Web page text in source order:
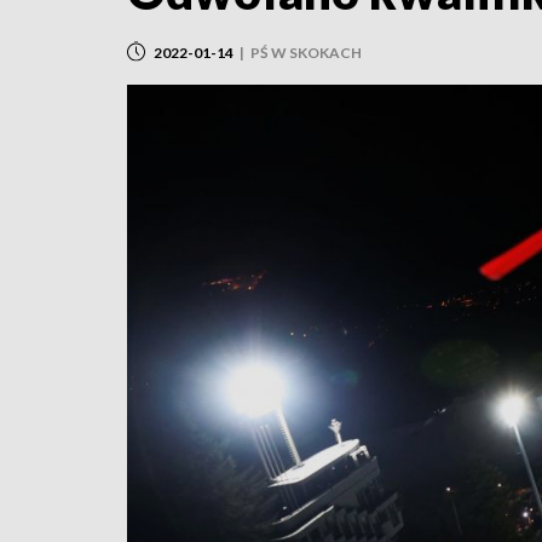
2022-01-14 | PŚ W SKOKACH